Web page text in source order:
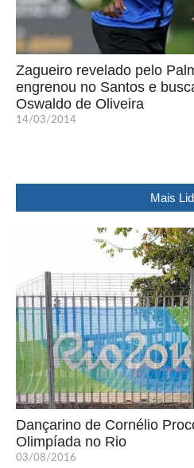
Zagueiro revelado pelo
engrenou no Santos e
Oswaldo de Oliveira
14/03/2014
Mais
Dançarino de Cornélio
Olimpíada no Rio
03/08/2016